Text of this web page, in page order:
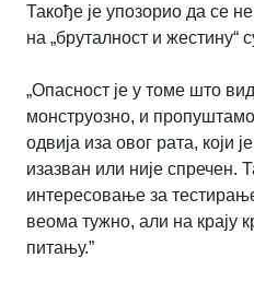
Такође је упозорио да се
на „бруталност и жестину“
„Опасност је у томе што
монструозно, и
одвија иза овог рата, који
изазван или није спречен.
интересовање за
веома тужно, али на крају
питању.”